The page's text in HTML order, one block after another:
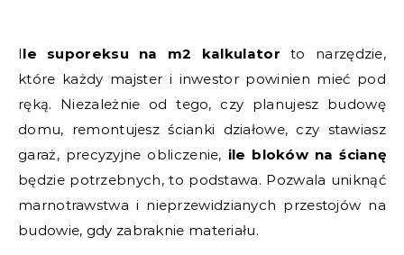
Ile suporeksu na m2 kalkulator to narzędzie,
które każdy majster i inwestor powinien mieć pod
ręką. Niezależnie od tego, czy planujesz budowę
domu, remontujesz ścianki działowe, czy stawiasz
garaż, precyzyjne obliczenie, ile bloków na ścianę
będzie potrzebnych, to podstawa. Pozwala uniknąć
marnotrawstwa i nieprzewidzianych przestojów na
budowie, gdy zabraknie materiału.